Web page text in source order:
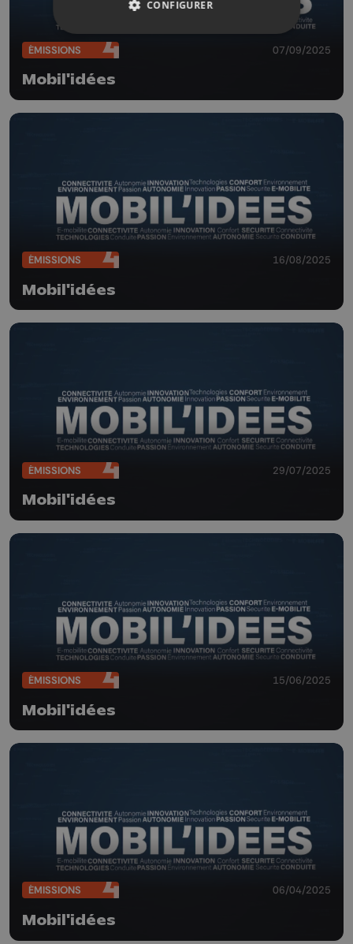
ÉMISSIONS 07/09/2025
Mobil'idées
ÉMISSIONS 16/08/2025
Mobil'idées
ÉMISSIONS 29/07/2025
Mobil'idées
ÉMISSIONS 15/06/2025
Mobil'idées
ÉMISSIONS 06/04/2025
Mobil'idées
CONFIGURER